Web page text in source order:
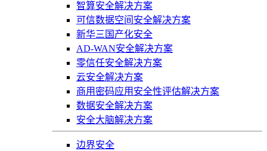
智算安全解决方案
可信数据空间安全解决方案
新华三国产化安全
AD-WAN安全解决方案
零信任安全解决方案
云安全解决方案
商用密码应用安全性评估解决方案
数据安全解决方案
安全大脑解决方案
边界安全